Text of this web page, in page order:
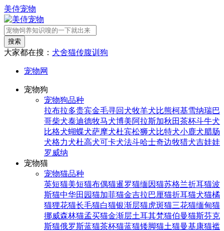
美侍宠物
搜索
大家都在搜： 犬舍猫传腹训狗
宠物网
宠物狗
宠物狗品种
拉布拉多贵宾金毛寻回犬牧羊犬比熊柯基雪纳瑞巴
哥柴犬泰迪德牧马犬博美阿拉斯加秋田茶杯斗牛犬
比格犬蝴蝶犬萨摩犬杜宾松狮犬比特犬小鹿犬腊肠
犬格力犬杜高犬可卡犬法斗哈士奇边牧猎犬吉娃娃
罗威纳
宠物猫
宠物猫品种
英短猫美短猫布偶猫暹罗猫缅因猫苏格兰折耳猫波
斯猫中华田园猫加菲猫金吉拉巴厘猫折耳猫犬猫橘
猫狸花猫长毛猫白猫银渐层猫虎斑猫三花猫缅甸猫
挪威森林猫孟买猫金渐层土耳其梵猫伯曼猫斯芬克
斯猫俄罗斯蓝猫茶杯猫蓝猫矮脚猫土猫曼基康猫褴